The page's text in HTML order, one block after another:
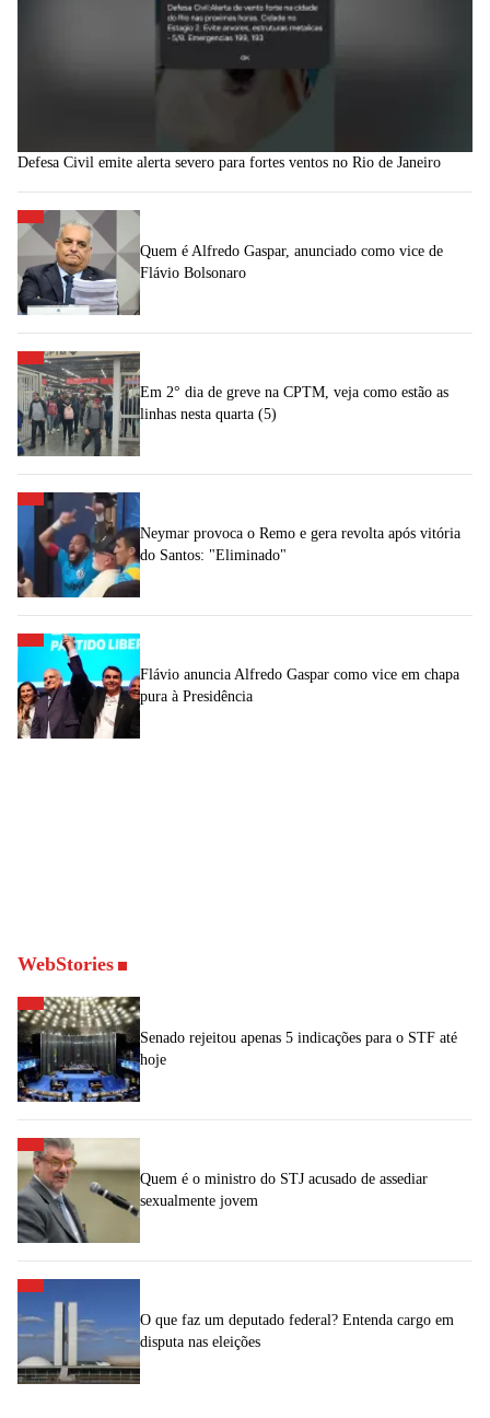
Defesa Civil emite alerta severo para fortes ventos no Rio de Janeiro
Quem é Alfredo Gaspar, anunciado como vice de
Flávio Bolsonaro
Em 2° dia de greve na CPTM, veja como estão as
linhas nesta quarta (5)
Neymar provoca o Remo e gera revolta após vitória
do Santos: "Eliminado"
Flávio anuncia Alfredo Gaspar como vice em chapa
pura à Presidência
WebStories
Senado rejeitou apenas 5 indicações para o STF até
hoje
Quem é o ministro do STJ acusado de assediar
sexualmente jovem
O que faz um deputado federal? Entenda cargo em
disputa nas eleições